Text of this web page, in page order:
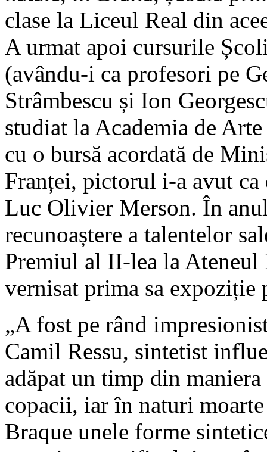
clase la Liceul Real din
A urmat apoi cursurile
(avându-i ca profesori pe
Strâmbescu și Ion
studiat la Academia de
cu o bursă acordată de
Franței, pictorul i-a avut ca
Luc Olivier Merson. În
recunoaștere a talentelor
Premiul al II-lea la
vernisat prima sa expoziție
„A fost pe rând
Camil Ressu, sintetist
adăpat un timp din
copacii, iar în naturi
Braque unele forme